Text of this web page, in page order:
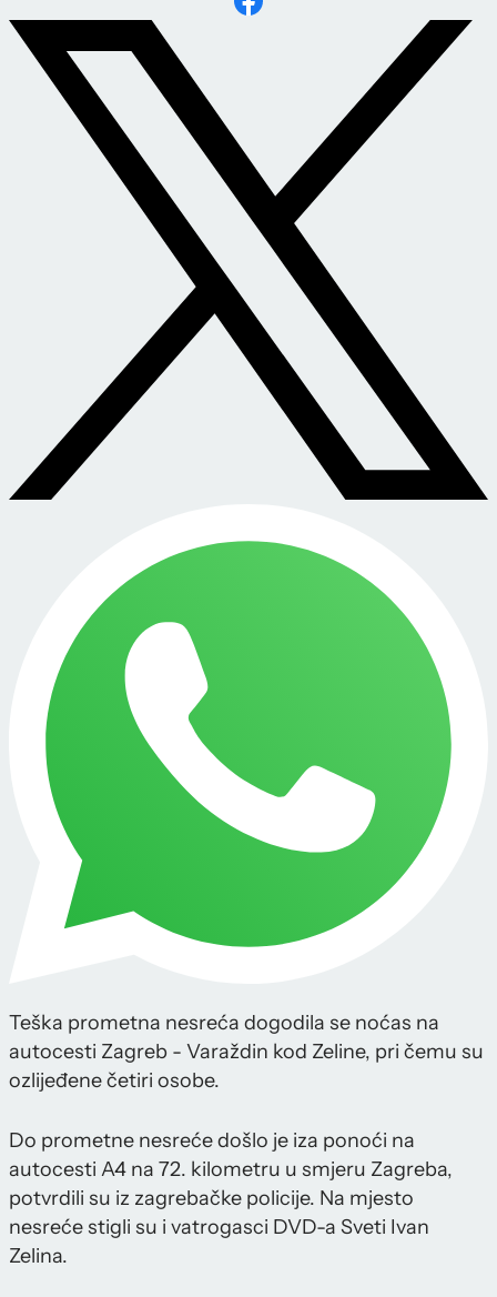
Teška prometna nesreća dogodila se noćas na
autocesti Zagreb - Varaždin kod Zeline, pri čemu su
ozlijeđene četiri osobe.
Do prometne nesreće došlo je iza ponoći na
autocesti A4 na 72. kilometru u smjeru Zagreba,
potvrdili su iz zagrebačke policije. Na mjesto
nesreće stigli su i vatrogasci DVD-a Sveti Ivan
Zelina.